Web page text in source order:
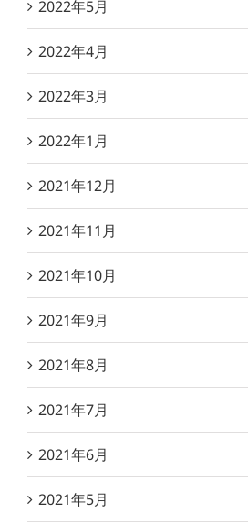
2022年5月
2022年4月
2022年3月
2022年1月
2021年12月
2021年11月
2021年10月
2021年9月
2021年8月
2021年7月
2021年6月
2021年5月